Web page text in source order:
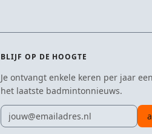
BLIJF OP DE HOOGTE
Je ontvangt enkele keren per jaar
het laatste badmintonnieuws.
E-mailadres